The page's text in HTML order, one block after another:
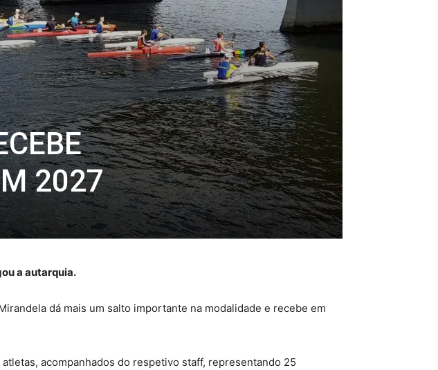
2027
a autarquia.
dá mais um salto importante na modalidade e recebe em
acompanhados do respetivo staff, representando 25